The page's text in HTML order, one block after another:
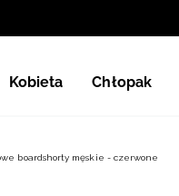
Kobieta Chłopak
boardshorty męskie - czerwone